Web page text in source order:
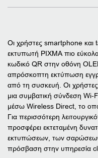
Οι χρήστες smartphone
εκτυπωτή PIXMA πιο
κωδικό QR στην οθόνη
απρόσκοπτη εκτύπωση
από τη συσκευή. Οι
μια συμβατική σύνδεση
μέσω Wireless Direct, το
Για περισσότερη
προσφέρει εκτεταμένη
εκτυπώσεων, των
πρόσβαση στην υπηρεσία